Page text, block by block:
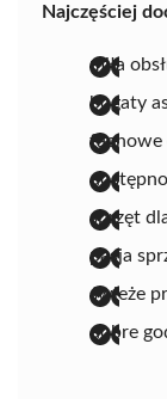
Najczęściej
miła
bogaty
fachowe
sprzęt
pasja
świeże
dobre